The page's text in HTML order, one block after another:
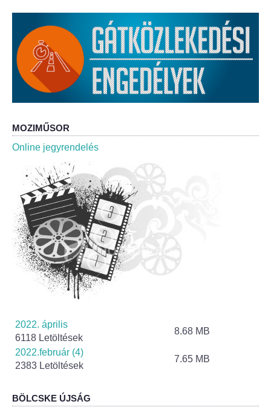
Dokumentumok
Nyomtatványok
Szabályzatok
ÖNKORMÁNYZAT
Képviselő-testület
Képviselő-testületi ülések
Bizottságok
Bizottsági ülések
A helyi választási bizottság
A helyi választási bizottság határozatai
Roma Nemzetiségi Önkormányzat
Roma Nemzetiségi Önkormányzat ülések
MOZIMŰSOR
Online jegyrendelés
2022. április
6118 Letöltések
8.68 MB
2022.február (4)
2383 Letöltések
7.65 MB
BÖLCSKE ÚJSÁG